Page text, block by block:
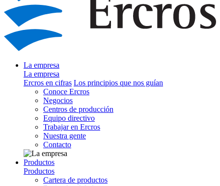
La empresa
La empresa
Ercros en cifras Los principios que nos guían
Conoce Ercros
Negocios
Centros de producción
Equipo directivo
Trabajar en Ercros
Nuestra gente
Contacto
Productos
Productos
Cartera de productos